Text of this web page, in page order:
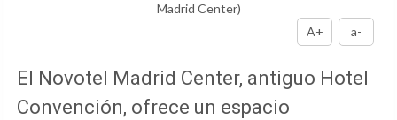
Madrid Center)
A+
a-
El Novotel Madrid Center, antiguo Hotel
Convención, ofrece un espacio